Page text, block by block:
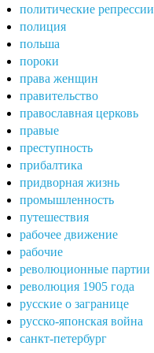
политические репрессии
полиция
польша
пороки
права женщин
правительство
православная церковь
правые
преступность
прибалтика
придворная жизнь
промышленность
путешествия
рабочее движение
рабочие
революционные партии
революция 1905 года
русские о загранице
русско-японская война
санкт-петербург